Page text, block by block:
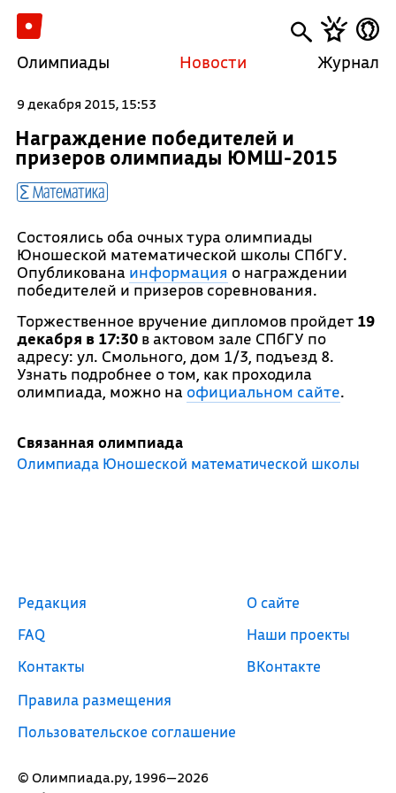
Олимпиады Новости Журнал
9 декабря 2015, 15:53
Награждение победителей и
призеров олимпиады ЮМШ-2015
Математика
Состоялись оба очных тура олимпиады
Юношеской математической школы СПбГУ.
Опубликована информация о награждении
победителей и призеров соревнования.
Торжественное вручение дипломов пройдет 19
декабря в 17:30 в актовом зале СПбГУ по
адресу: ул. Смольного, дом 1/3, подъезд 8.
Узнать подробнее о том, как проходила
олимпиада, можно на официальном сайте.
Связанная олимпиада
Олимпиада Юношеской математической школы
© Олимпиада.ру, 1996—2026
Редакция
FAQ
Контакты
Правила размещения
Пользовательское соглашение
О сайте
Наши проекты
ВКонтакте